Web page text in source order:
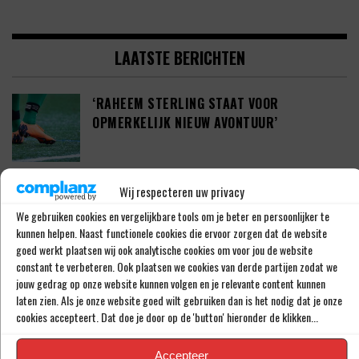
Wij respecteren uw privacy
We gebruiken cookies en vergelijkbare tools om je beter en persoonlijker te
kunnen helpen. Naast functionele cookies die ervoor zorgen dat de website
goed werkt plaatsen wij ook analytische cookies om voor jou de website
constant te verbeteren. Ook plaatsen we cookies van derde partijen zodat we
jouw gedrag op onze website kunnen volgen en je relevante content kunnen
laten zien. Als je onze website goed wilt gebruiken dan is het nodig dat je onze
cookies accepteert. Dat doe je door op de 'button' hieronder de klikken...
Accepteer
LAATSTE BERICHTEN
‘RAHEEM STERLING STAAT VOOR
OPMERKELIJK NIEUW AVONTUUR’
‘SHAQUEEL VAN PERSIE BRENGT FEYENOORD
IETS EXTRA’S’
DEFINITIEF: IN-BEOM HWANG ZET LOOPBAAN
VOORT BIJ FC PORTO